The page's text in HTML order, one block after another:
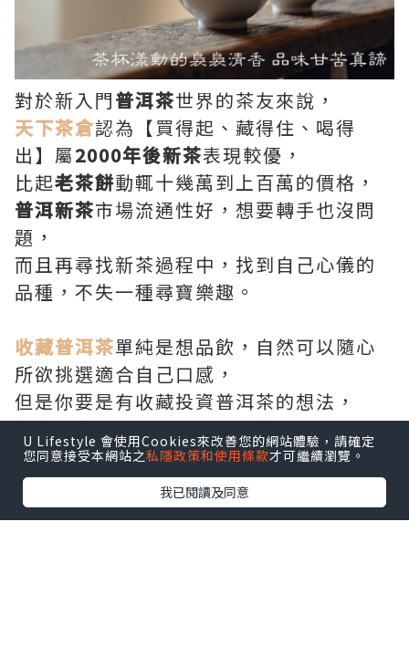
對於新入門普洱茶世界的茶友來說，
天下茶倉認為【買得起、藏得住、喝得
出】屬2000年後新茶表現較優，
比起老茶餅動輒十幾萬到上百萬的價格，
普洱新茶市場流通性好，想要轉手也沒問
題，
而且再尋找新茶過程中，找到自己心儀的
品種，不失一種尋寶樂趣。
收藏普洱茶單純是想品飲，自然可以隨心
所欲挑選適合自己口感，
但是你要是有收藏投資普洱茶的想法，
就要考慮比較多，其中普洱茶的增值潛力
和市場交易活躍度最為重要。
U Lifestyle 會使用Cookies來改善您的網站體驗，請確定
您同意接受本網站之私隱政策和使用條款才可繼續瀏覽。
我已閱讀及同意